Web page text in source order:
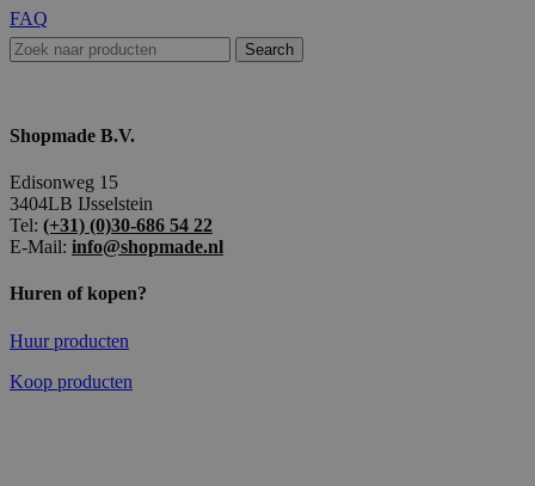
FAQ
Search
Shopmade B.V.
Edisonweg 15
3404LB IJsselstein
Tel: (+31) (0)30-686 54 22
E-Mail: info@shopmade.nl
Huren of kopen?
Huur producten
Koop producten